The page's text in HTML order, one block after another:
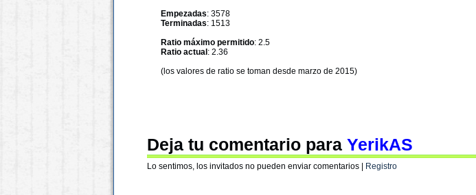
Empezadas: 3578
Terminadas: 1513
Ratio máximo permitido: 2.5
Ratio actual : 2.36
(los valores de ratio se toman desde marzo de 2015)
Deja tu comentario para YerikAS
Lo sentimos, los invitados no pueden enviar comentarios | Registro